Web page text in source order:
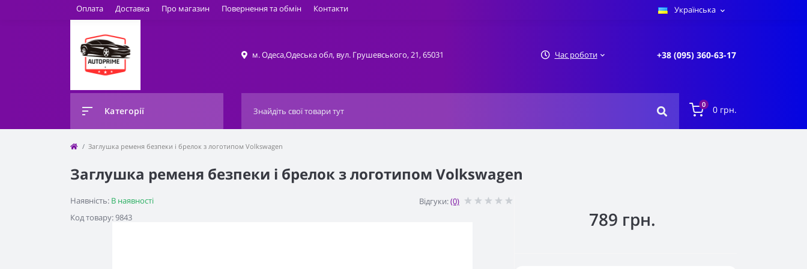
Оплата Доставка Про магазин Повернення та обмін Контакти Українська
м. Одеса,Одеська обл, вул. Грушевського, 21, 65031 Час роботи +38 (095) 360-63-17
Категорії
0 0 грн.
Заглушка ременя безпеки і брелок з логотипом Volkswagen
Заглушка ременя безпеки і брелок з логотипом Volkswagen
Наявність: В наявності
Код товару: 9843
Відгуки:(0)
789 грн.